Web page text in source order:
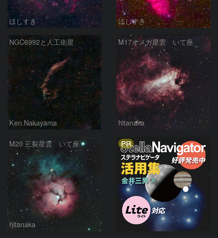
ほしすき ほしすき
NGC6992と人工衛星
Ken.Nakayama
M17オメガ星雲 いて座
hltanaka
M20 三裂星雲 いて座
hltanaka
PR